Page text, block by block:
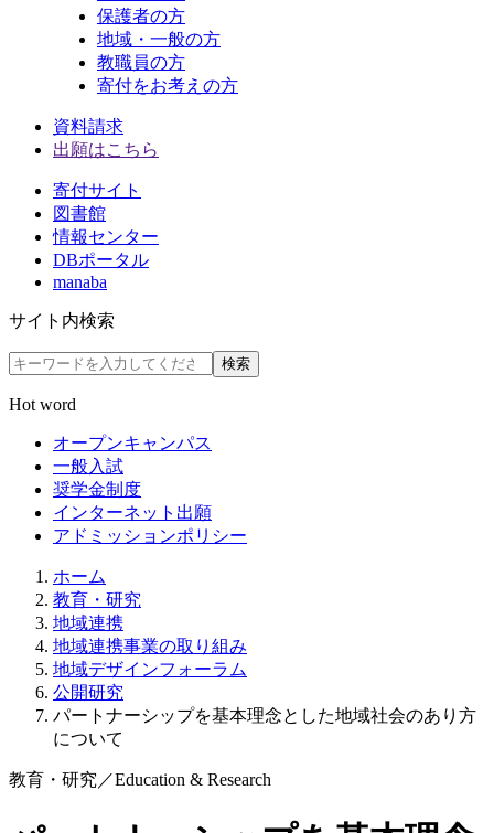
保護者の方
地域・一般の方
教職員の方
寄付をお考えの方
資料請求
出願はこちら
寄付サイト
図書館
情報センター
DBポータル
manaba
サイト内検索
検索
Hot word
オープンキャンパス
一般入試
奨学金制度
インターネット出願
アドミッションポリシー
ホーム
教育・研究
地域連携
地域連携事業の取り組み
地域デザインフォーラム
公開研究
パートナーシップを基本理念とした地域社会のあり方
について
教育・研究 ／Education & Research